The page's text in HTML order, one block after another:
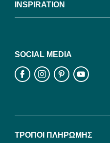
INSPIRATION
ΤΡΟΠΟΙ ΠΛΗΡΩΜΗΣ
SOCIAL MEDIA